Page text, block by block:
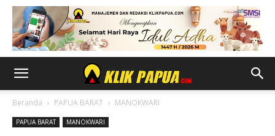
Beranda PAPUA BARAT MANOKWARI
PAPUA BARAT MANOKWARI